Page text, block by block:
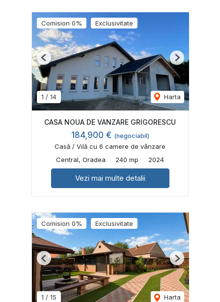
Comision 0% Exclusivitate
1 / 14 Harta
Previous Next
CASA NOUA DE VANZARE GRIGORESCU
184,900 € (negociabil)
Casă / Vilă cu 6 camere de vânzare
Central, Oradea
240 mp 2024
Vezi mai multe detalii
Comision 0% Exclusivitate
1 / 15 Harta
Previous Next